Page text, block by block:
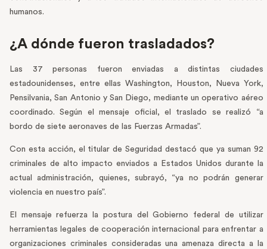
humanos.
¿A dónde fueron trasladados?
Las 37 personas fueron enviadas a distintas ciudades
estadounidenses, entre ellas Washington, Houston, Nueva York,
Pensilvania, San Antonio y San Diego, mediante un operativo aéreo
coordinado. Según el mensaje oficial, el traslado se realizó “a
bordo de siete aeronaves de las Fuerzas Armadas”.
Con esta acción, el titular de Seguridad destacó que ya suman 92
criminales de alto impacto enviados a Estados Unidos durante la
actual administración, quienes, subrayó, “ya no podrán generar
violencia en nuestro país”.
El mensaje refuerza la postura del Gobierno federal de utilizar
herramientas legales de cooperación internacional para enfrentar a
organizaciones criminales consideradas una amenaza directa a la